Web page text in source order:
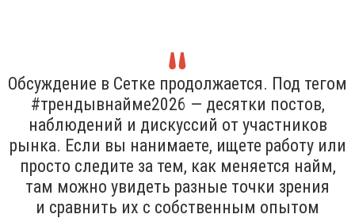
Обсуждение в Сетке продолжается. Под тегом
#трендывнайме2026 — десятки постов,
наблюдений и дискуссий от участников
рынка. Если вы нанимаете, ищете работу или
просто следите за тем, как меняется найм,
там можно увидеть разные точки зрения
и сравнить их с собственным опытом